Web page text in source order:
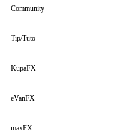
Community
Tip/Tuto
KupaFX
eVanFX
maxFX